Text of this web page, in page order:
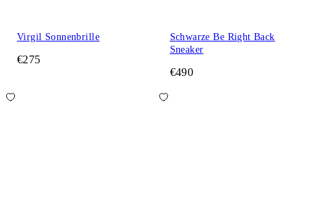
Virgil Sonnenbrille
€275
Schwarze Be Right Back
Sneaker
€490